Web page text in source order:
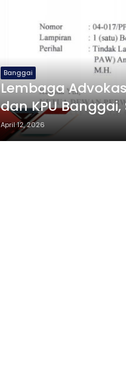
Banggai
Lembaga
dan KPU Banggai,
April 12, 2026